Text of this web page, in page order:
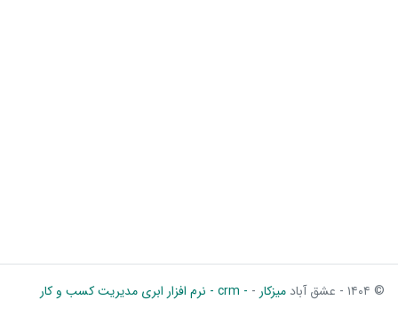
© ۱۴۰۴ - عشق آباد میزکار - - crm - نرم افزار ابری مدیریت کسب و کار